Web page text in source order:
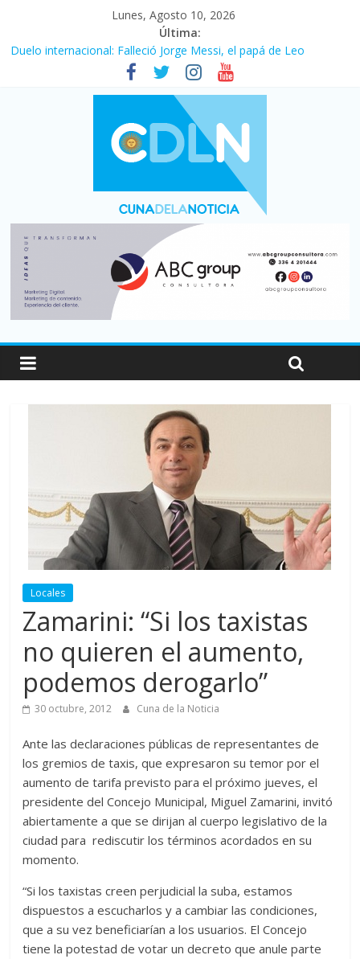
Lunes, Agosto 10, 2026
Última:
Duelo internacional: Falleció Jorge Messi, el papá de Leo
El consumo sigue frenado: las ventas minoristas cayeron 3,8 en
julio y acumulan siete meses en baja
Newell’s cayó 2 a 1 ante Defensa y Justicia en Florencio Varela
por la cuarta fecha del Clausura
El agro argentino logró un récord histórico de exportaciones en
el primer semestre de 2026
La construcción cayó 4,1% en junio y registró su cuarta baja del
Locales
Zamarini: “Si los taxistas
no quieren el aumento,
podemos derogarlo”
30 octubre, 2012 Cuna de la Noticia
Ante las declaraciones públicas de representantes de
los gremios de taxis, que expresaron su temor por el
aumento de tarifa previsto para el próximo jueves, el
presidente del Concejo Municipal, Miguel Zamarini, invitó
abiertamente a que se dirijan al cuerpo legislativo de la
ciudad para rediscutir los términos acordados en su
momento.
“Si los taxistas creen perjudicial la suba, estamos
dispuestos a escucharlos y a cambiar las condiciones,
que a su vez beneficiarían a los usuarios. El Concejo
tiene la potestad de votar un decreto que anule parte